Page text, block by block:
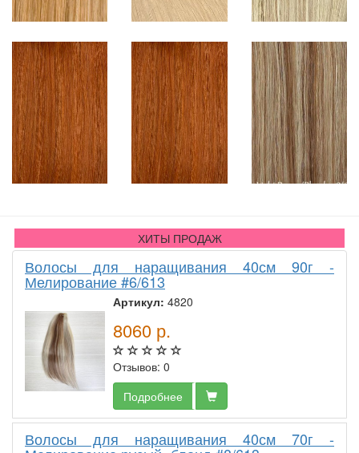
ХИТЫ ПРОДАЖ
Волосы для наращивания 40см 90г -
Мелирование #6/613
Артикул: 4820
8060 р.
Отзывов: 0
Подробнее
Волосы для наращивания 40см 70г -